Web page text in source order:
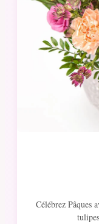
Célébrez Pâques